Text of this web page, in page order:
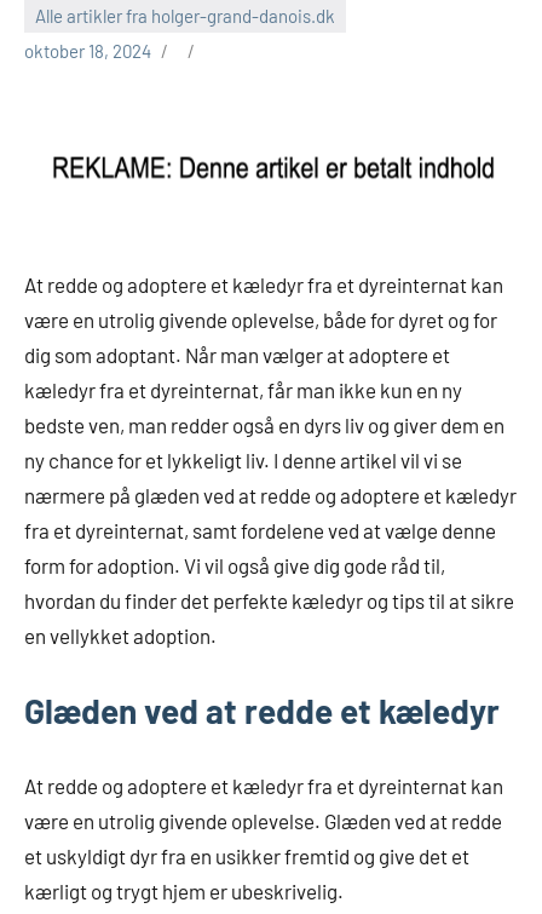
Alle artikler fra holger-grand-danois.dk
oktober 18, 2024
At redde og adoptere et kæledyr fra et dyreinternat kan
være en utrolig givende oplevelse, både for dyret og for
dig som adoptant. Når man vælger at adoptere et
kæledyr fra et dyreinternat, får man ikke kun en ny
bedste ven, man redder også en dyrs liv og giver dem en
ny chance for et lykkeligt liv. I denne artikel vil vi se
nærmere på glæden ved at redde og adoptere et kæledyr
fra et dyreinternat, samt fordelene ved at vælge denne
form for adoption. Vi vil også give dig gode råd til,
hvordan du finder det perfekte kæledyr og tips til at sikre
en vellykket adoption.
Glæden ved at redde et kæledyr
At redde og adoptere et kæledyr fra et dyreinternat kan
være en utrolig givende oplevelse. Glæden ved at redde
et uskyldigt dyr fra en usikker fremtid og give det et
kærligt og trygt hjem er ubeskrivelig.